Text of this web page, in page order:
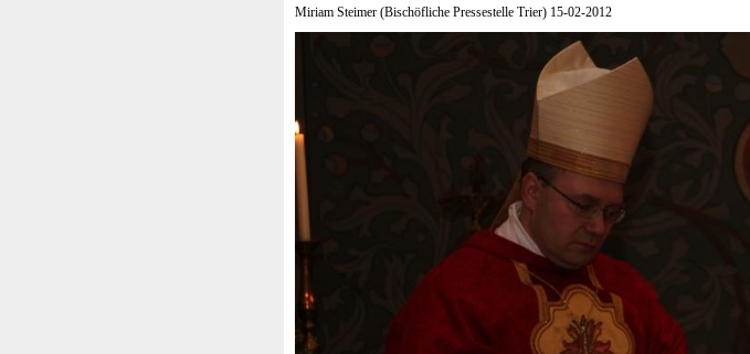
Miriam Steimer (Bischöfliche Pressestelle Trier) 15-02-2012